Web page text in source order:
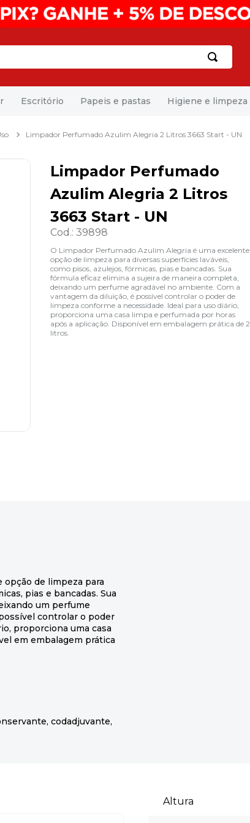
Escritório Papeis e pastas Higiene e limpeza
Limpador Perfumado Azulim Alegria 2 Litros 3663 Start - UN
Limpador Perfumado
Azulim Alegria 2 Litros
3663 Start - UN
Cod.:39898
O Limpador Perfumado Azulim Alegria é uma excelente
opção de limpeza para diversas superfícies laváveis,
como pisos, azulejos, fórmicas, pias e bancadas. Sua
fórmula eficaz elimina a sujeira de maneira completa,
deixando um perfume agradável no ambiente. Com a
vantagem da diluição, é possível controlar o poder de
limpeza conforme a necessidade. Ideal para uso diário,
proporciona uma casa limpa e perfumada por horas
após a aplicação. Disponível em embalagem prática de 2
litros.
de limpeza para
pias e bancadas. Sua
um perfume
controlar o poder
proporciona uma casa
em embalagem prática
codadjuvante,
Altura